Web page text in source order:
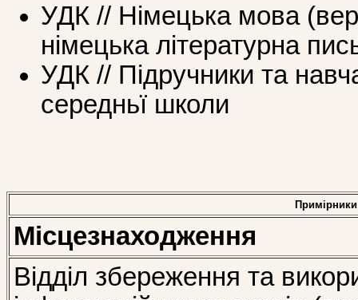
УДК // Німецька мова
німецька літературна
УДК // Підручники та
середньї школи
Примірники
Місцезнаходження
Відділ збереження та